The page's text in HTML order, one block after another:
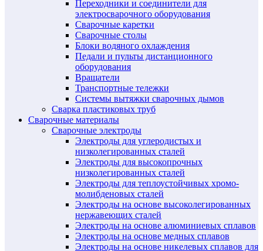
Переходники и соединители для
электросварочного оборудования
Сварочные каретки
Сварочные столы
Блоки водяного охлаждения
Педали и пульты дистанционного
оборудования
Вращатели
Транспортные тележки
Системы вытяжки сварочных дымов
Сварка пластиковых труб
Сварочные материалы
Сварочные электроды
Электроды для углеродистых и
низколегированных сталей
Электроды для высокопрочных
низколегированных сталей
Электроды для теплоустойчивых хромо-
молибденовых сталей
Электроды на основе высоколегированных
нержавеющих сталей
Электроды на основе алюминиевых сплавов
Электроды на основе медных сплавов
Электроды на основе никелевых сплавов для